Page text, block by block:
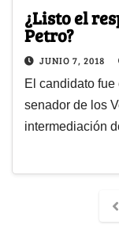
¿Listo el
Petro?
JUNIO 7, 2018
El candidato fue
senador de los
intermediación